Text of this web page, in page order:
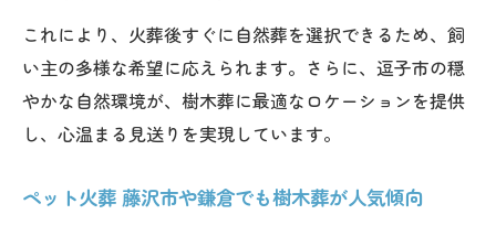
これにより、火葬後すぐに自然葬を選択できるため、飼
い主の多様な希望に応えられます。さらに、逗子市の穏
やかな自然環境が、樹木葬に最適なロケーションを提供
し、心温まる見送りを実現しています。
ペット火葬 藤沢市や鎌倉でも樹木葬が人気傾向